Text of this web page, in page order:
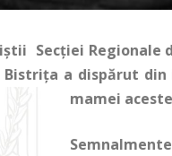
Secţiei
Bistriţa a dispărut
mamei